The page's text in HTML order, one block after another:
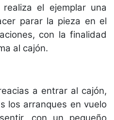
el ejemplar una
parar la pieza en el
con la finalidad
al cajón.
a entrar al cajón,
los arranques en vuelo